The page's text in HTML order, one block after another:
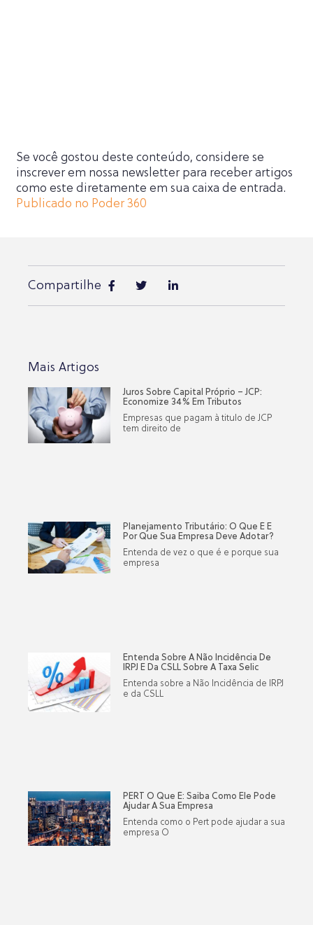
Se você gostou deste conteúdo, considere se
inscrever em nossa newsletter para receber artigos
como este diretamente em sua caixa de entrada.
Publicado no Poder 360
Compartilhe
Mais Artigos
Juros Sobre Capital Próprio – JCP:
Economize 34% Em Tributos
Empresas que pagam à titulo de JCP
tem direito de
Planejamento Tributário: O Que É E
Por Que Sua Empresa Deve Adotar?
Entenda de vez o que é e porque sua
empresa
Entenda Sobre A Não Incidência De
IRPJ E Da CSLL Sobre A Taxa Selic
Entenda sobre a Não Incidência de IRPJ
e da CSLL
PERT O Que É: Saiba Como Ele Pode
Ajudar A Sua Empresa
Entenda como o Pert pode ajudar a sua
empresa O